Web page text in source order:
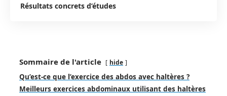
Résultats concrets d’études
Sommaire de l'article hide
Qu’est-ce que l’exercice des abdos avec haltères ?
Meilleurs exercices abdominaux utilisant des haltères